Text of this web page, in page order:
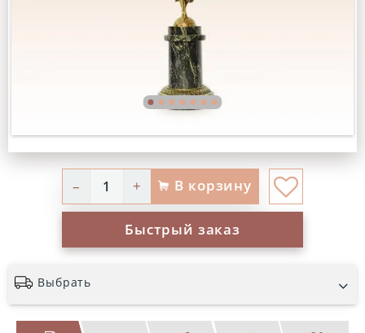
– + В корзину
Быстрый заказ
Выбрать